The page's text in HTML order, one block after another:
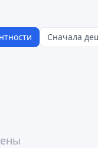
Сначала